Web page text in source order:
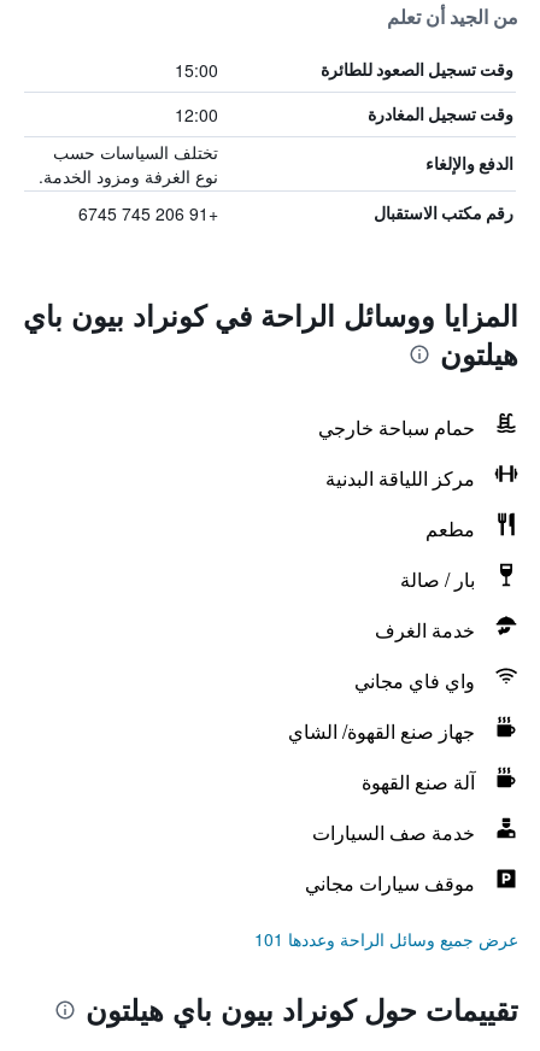
من الجيد أن تعلم
وقت تسجيل الصعود للطائرة 15:00
وقت تسجيل المغادرة 12:00
الدفع والإلغاء
تختلف السياسات حسب
نوع الغرفة ومزود الخدمة.
رقم مكتب الاستقبال +91 206 745 6745
المزايا ووسائل الراحة في كونراد بيون باي
هيلتون
حمام سباحة خارجي
مركز اللياقة البدنية
مطعم
بار / صالة
خدمة الغرف
واي فاي مجاني
جهاز صنع القهوة/ الشاي
آلة صنع القهوة
خدمة صف السيارات
موقف سيارات مجاني
عرض جميع وسائل الراحة وعددها 101
تقييمات حول كونراد بيون باي هيلتون